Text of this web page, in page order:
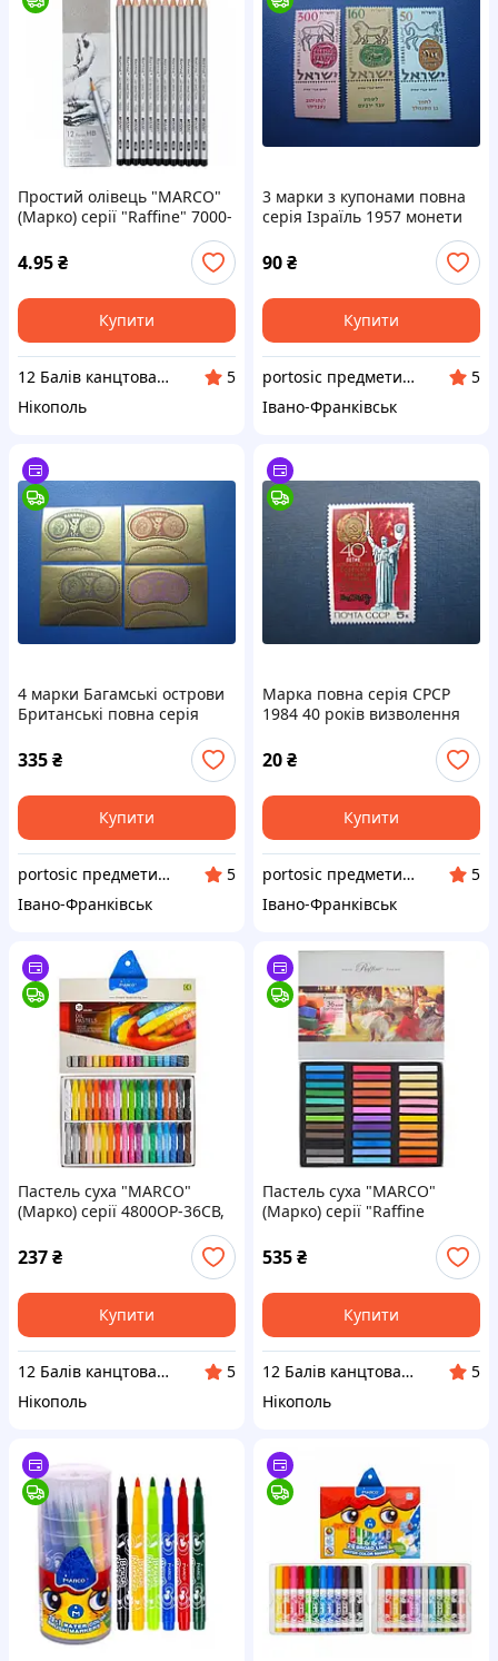
Простий олівець "MARCO"
(Марко) серії "Raffine" 7000-
4.95₴
Купити
12 Балів канцтовари оптом і в роздріб
5
Нікополь
3 марки з купонами повна
серія Ізраїль 1957 монети
90₴
Купити
portosic предмети колекціонування
5
Івано-Франківськ
4 марки Багамські острови
Британські повна серія
MNH КЦ 7.5 $
335₴
Купити
portosic предмети колекціонування
5
Івано-Франківськ
Марка повна серія СРСР
1984 40 років визволення
20₴
Купити
portosic предмети колекціонування
5
Івано-Франківськ
Пастель суха "MARCO"
(Марко) серії 4800ОР-36СВ,
237₴
Купити
12 Балів канцтовари оптом і в роздріб
5
Нікополь
Пастель суха "MARCO"
(Марко) серії "Raffine
FineArt" 7300-36, Набір 36
кольорів
535₴
Купити
12 Балів канцтовари оптом і в роздріб
5
Нікополь